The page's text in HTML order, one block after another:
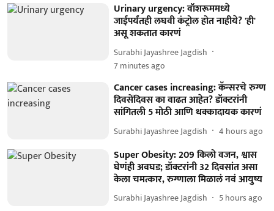
Urinary urgency: वॉशरूममध्ये
जाईपर्यंतही लघवी कंट्रोल होत नाहीये? 'ही'
असू शकतात कारणं
Surabhi Jayashree Jagdish
7 minutes ago
Cancer cases increasing: कॅन्सरचे रुग्ण
दिवसेंदिवस का वाढत आहेत? डॉक्टरांनी
सांगितली 5 मोठी आणि धक्कादायक कारणं
Surabhi Jayashree Jagdish 4 hours ago
Super Obesity: 209 किलो वजन, श्वास
घेणंही अवघड; डॉक्टरांनी 32 दिवसांत असा
केला चमत्कार, रुग्णाला मिळालं नवं आयुष्य
Surabhi Jayashree Jagdish 5 hours ago